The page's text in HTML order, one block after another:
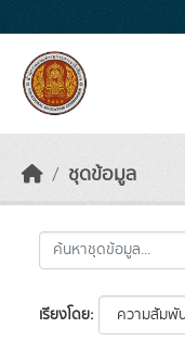
ชุดข้อมูล
เรียงโดย